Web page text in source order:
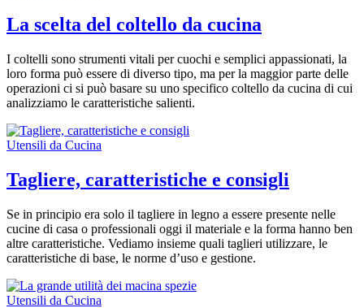
La scelta del coltello da cucina
I coltelli sono strumenti vitali per cuochi e semplici appassionati, la
loro forma può essere di diverso tipo, ma per la maggior parte delle
operazioni ci si può basare su uno specifico coltello da cucina di cui
analizziamo le caratteristiche salienti.
Utensili da Cucina
Tagliere, caratteristiche e consigli
Se in principio era solo il tagliere in legno a essere presente nelle
cucine di casa o professionali oggi il materiale e la forma hanno ben
altre caratteristiche. Vediamo insieme quali taglieri utilizzare, le
caratteristiche di base, le norme d’uso e gestione.
Utensili da Cucina